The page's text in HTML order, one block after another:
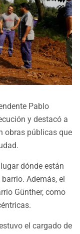
Pablo
y destacó a
obras públicas que
dónde están
Además, el
Günther, como
el cargado de